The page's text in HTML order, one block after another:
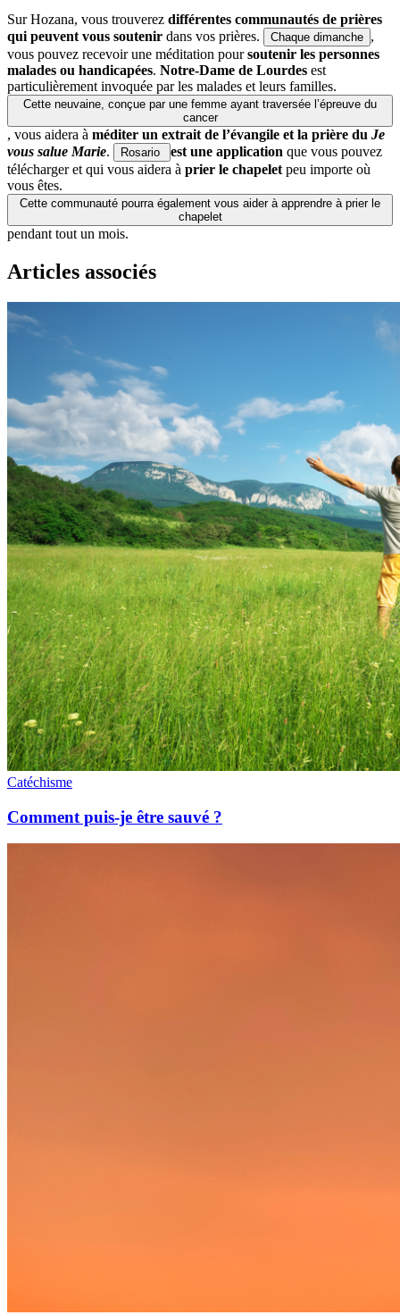
Sur Hozana, vous trouverez différentes communautés de prières
qui peuvent vous soutenir dans vos prières. Chaque dimanche ,
vous pouvez recevoir une méditation poursoutenir les personnes
malades ou handicapées. Notre-Dame de Lourdes est
particulièrement invoquée par les malades et leurs familles.
Cette neuvaine, conçue par une femme ayant traversée l’épreuve du
cancer
, vous aidera à méditer un extrait de l’évangile et la prière du Je
vous salue Marie. Rosario est une application que vous pouvez
télécharger et qui vous aidera à prier le chapelet peu importe où
vous êtes.
Cette communauté pourra également vous aider à apprendre à prier le
chapelet
pendant tout un mois.
Articles associés
Catéchisme
Comment puis-je être sauvé ?